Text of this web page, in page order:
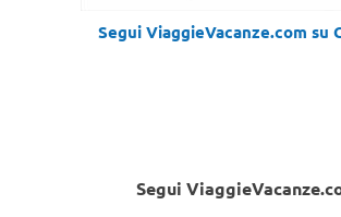
Segui ViaggieVacanze.com su
Segui